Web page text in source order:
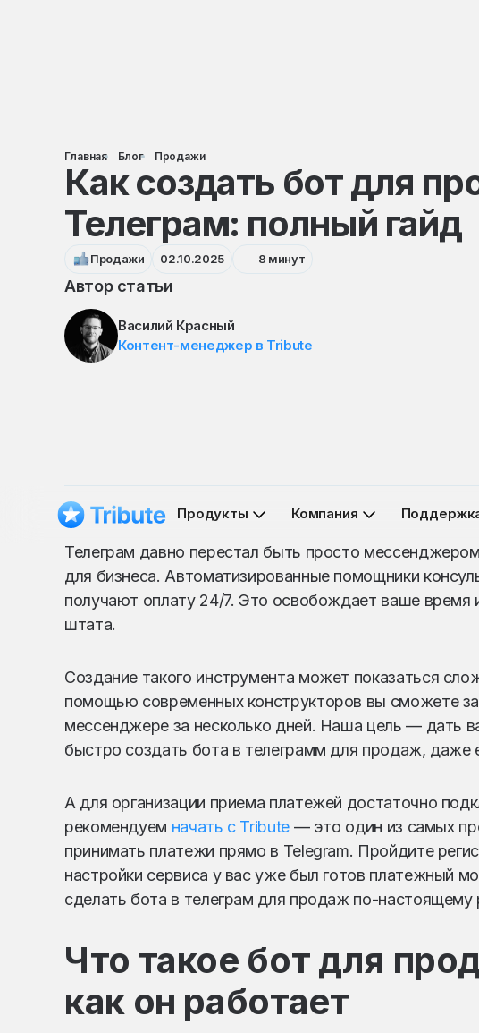
Главная Блог Продажи
Как создать бот для
Телеграм: полный гайд
Продажи 02.10.2025 8 минут
Автор статьи
Василий Красный
Контент-менеджер в Tribute
Продукты Компания
Телеграм давно перестал быть просто
для бизнеса. Автоматизированные помощники
получают оплату 24/7. Это освобождает ваше время
штата.
Создание такого инструмента может показаться
помощью современных конструкторов вы сможете
мессенджере за несколько дней. Наша цель — дать
быстро создать бота в телеграмм для продаж, даже
А для организации приема платежей достаточно
рекомендуем начать с Tribute— это один из самых
принимать платежи прямо в Telegram. Пройдите
настройки сервиса у вас уже был готов платежный
сделать бота в телеграм для продаж по-
Что такое бот для
как он работает